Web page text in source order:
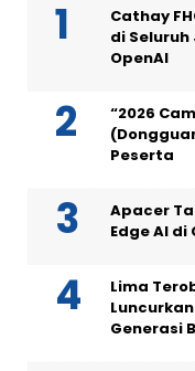
Cathay
di
OpenAI
“2026
Peserta
Apacer
Edge AI di
Lima
Generasi